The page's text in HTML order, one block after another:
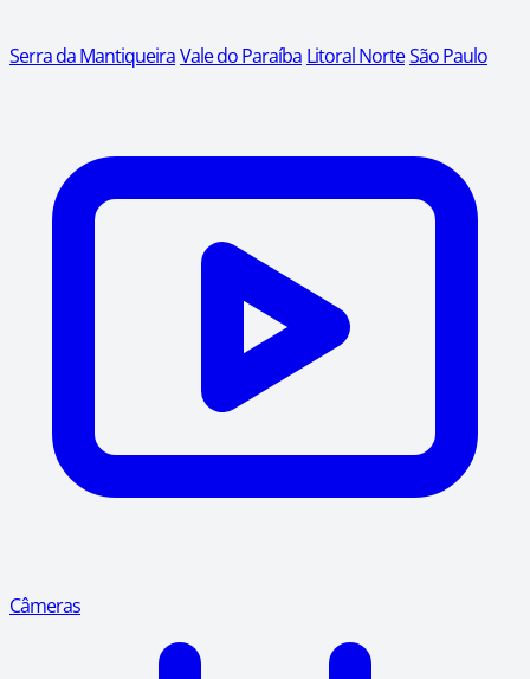
Serra da MantiqueiraVale do Paraíba Litoral NorteSão Paulo
Câmeras